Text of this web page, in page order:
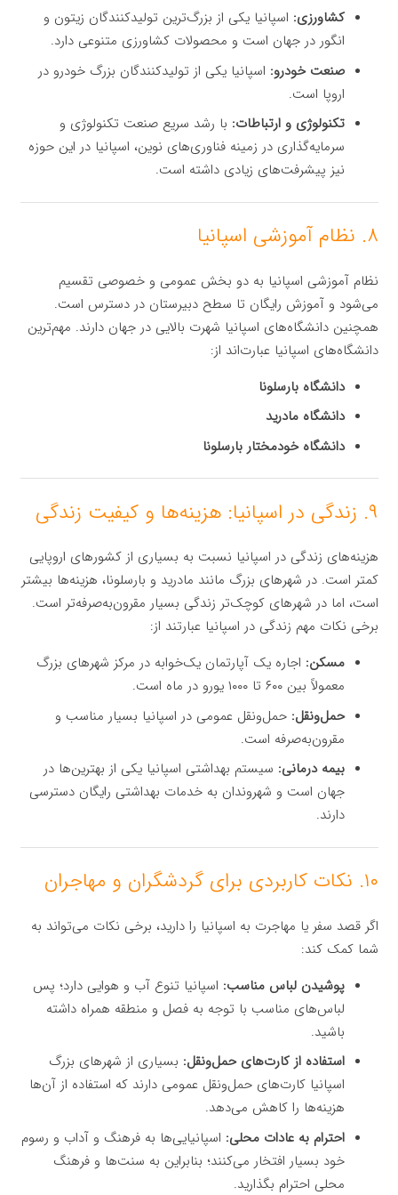
کشاورزی: اسپانیا یکی از بزرگ‌ترین تولیدکنندگان زیتون و
انگور در جهان است و محصولات کشاورزی متنوعی دارد.
صنعت خودرو: اسپانیا یکی از تولیدکنندگان بزرگ خودرو در
اروپا است.
تکنولوژی و ارتباطات: با رشد سریع صنعت تکنولوژی و
سرمایه‌گذاری در زمینه فناوری‌های نوین، اسپانیا در این حوزه
نیز پیشرفت‌های زیادی داشته است.
۸. نظام آموزشی اسپانیا
نظام آموزشی اسپانیا به دو بخش عمومی و خصوصی تقسیم
می‌شود و آموزش رایگان تا سطح دبیرستان در دسترس است.
همچنین دانشگاه‌های اسپانیا شهرت بالایی در جهان دارند. مهم‌ترین
دانشگاه‌های اسپانیا عبارت‌اند از:
دانشگاه بارسلونا
دانشگاه مادرید
دانشگاه خودمختار بارسلونا
۹. زندگی در اسپانیا: هزینه‌ها و کیفیت زندگی
هزینه‌های زندگی در اسپانیا نسبت به بسیاری از کشورهای اروپایی
کمتر است. در شهرهای بزرگ مانند مادرید و بارسلونا، هزینه‌ها بیشتر
است، اما در شهرهای کوچک‌تر زندگی بسیار مقرون‌به‌صرفه‌تر است.
برخی نکات مهم زندگی در اسپانیا عبارتند از:
مسکن: اجاره یک آپارتمان یک‌خوابه در مرکز شهرهای بزرگ
معمولاً بین ۶۰۰ تا ۱۰۰۰ یورو در ماه است.
حمل‌ونقل: حمل‌ونقل عمومی در اسپانیا بسیار مناسب و
مقرون‌به‌صرفه است.
بیمه درمانی: سیستم بهداشتی اسپانیا یکی از بهترین‌ها در
جهان است و شهروندان به خدمات بهداشتی رایگان دسترسی
دارند.
۱۰. نکات کاربردی برای گردشگران و مهاجران
اگر قصد سفر یا مهاجرت به اسپانیا را دارید، برخی نکات می‌تواند به
شما کمک کند:
پوشیدن لباس مناسب: اسپانیا تنوع آب و هوایی دارد؛ پس
لباس‌های مناسب با توجه به فصل و منطقه همراه داشته
باشید.
استفاده از کارت‌های حمل‌ونقل: بسیاری از شهرهای بزرگ
اسپانیا کارت‌های حمل‌ونقل عمومی دارند که استفاده از آن‌ها
هزینه‌ها را کاهش می‌دهد.
احترام به عادات محلی: اسپانیایی‌ها به فرهنگ و آداب و رسوم
خود بسیار افتخار می‌کنند؛ بنابراین به سنت‌ها و فرهنگ
محلی احترام بگذارید.